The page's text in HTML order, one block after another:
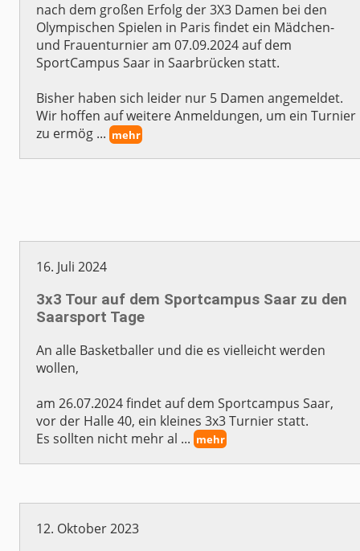
nach dem großen Erfolg der 3X3 Damen bei den
Olympischen Spielen in Paris findet ein Mädchen-
und Frauenturnier am 07.09.2024 auf dem
SportCampus Saar in Saarbrücken statt.
Bisher haben sich leider nur 5 Damen angemeldet.
Wir hoffen auf weitere Anmeldungen, um ein Turnier
zu ermög ... mehr
16. Juli 2024
3x3 Tour auf dem Sportcampus Saar zu den
Saarsport Tage
An alle Basketballer und die es vielleicht werden
wollen,
am 26.07.2024 findet auf dem Sportcampus Saar,
vor der Halle 40, ein kleines 3x3 Turnier statt.
Es sollten nicht mehr al ... mehr
12. Oktober 2023